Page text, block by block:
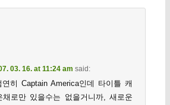
03. 16. at 11:24 am said:
히 Captain America인데 타이틀 캐
로만 있을수는 없을거니까, 새로운